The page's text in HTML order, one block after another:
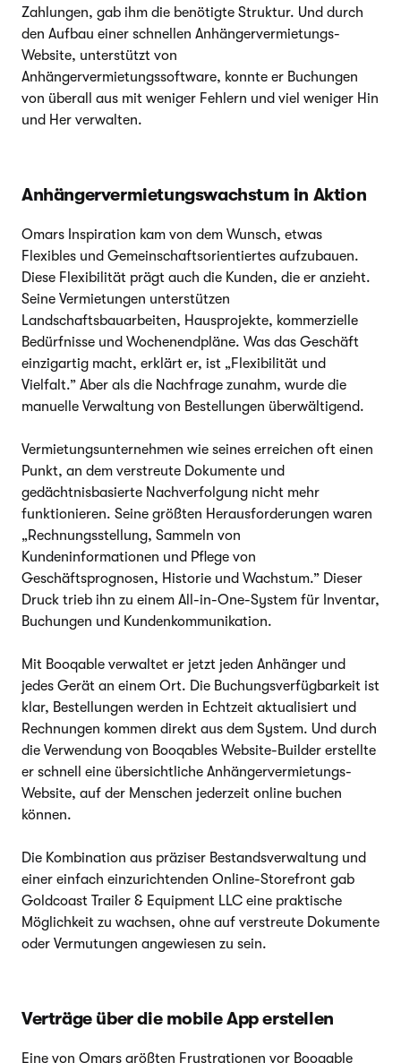
Zahlungen, gab ihm die benötigte Struktur. Und durch
den Aufbau einer schnellen Anhängervermietungs-
Website, unterstützt von
Anhängervermietungssoftware, konnte er Buchungen
von überall aus mit weniger Fehlern und viel weniger Hin
und Her verwalten.
Anhängervermietungswachstum in Aktion
Omars Inspiration kam von dem Wunsch, etwas
Flexibles und Gemeinschaftsorientiertes aufzubauen.
Diese Flexibilität prägt auch die Kunden, die er anzieht.
Seine Vermietungen unterstützen
Landschaftsbauarbeiten, Hausprojekte, kommerzielle
Bedürfnisse und Wochenendpläne. Was das Geschäft
einzigartig macht, erklärt er, ist „Flexibilität und
Vielfalt.” Aber als die Nachfrage zunahm, wurde die
manuelle Verwaltung von Bestellungen überwältigend.
Vermietungsunternehmen wie seines erreichen oft einen
Punkt, an dem verstreute Dokumente und
gedächtnisbasierte Nachverfolgung nicht mehr
funktionieren. Seine größten Herausforderungen waren
„Rechnungsstellung, Sammeln von
Kundeninformationen und Pflege von
Geschäftsprognosen, Historie und Wachstum.” Dieser
Druck trieb ihn zu einem All-in-One-System für Inventar,
Buchungen und Kundenkommunikation.
Mit Booqable verwaltet er jetzt jeden Anhänger und
jedes Gerät an einem Ort. Die Buchungsverfügbarkeit ist
klar, Bestellungen werden in Echtzeit aktualisiert und
Rechnungen kommen direkt aus dem System. Und durch
die Verwendung von Booqables Website-Builder erstellte
er schnell eine übersichtliche Anhängervermietungs-
Website, auf der Menschen jederzeit online buchen
können.
Die Kombination aus präziser Bestandsverwaltung und
einer einfach einzurichtenden Online-Storefront gab
Goldcoast Trailer & Equipment LLC eine praktische
Möglichkeit zu wachsen, ohne auf verstreute Dokumente
oder Vermutungen angewiesen zu sein.
Verträge über die mobile App erstellen
Eine von Omars größten Frustrationen vor Booqable